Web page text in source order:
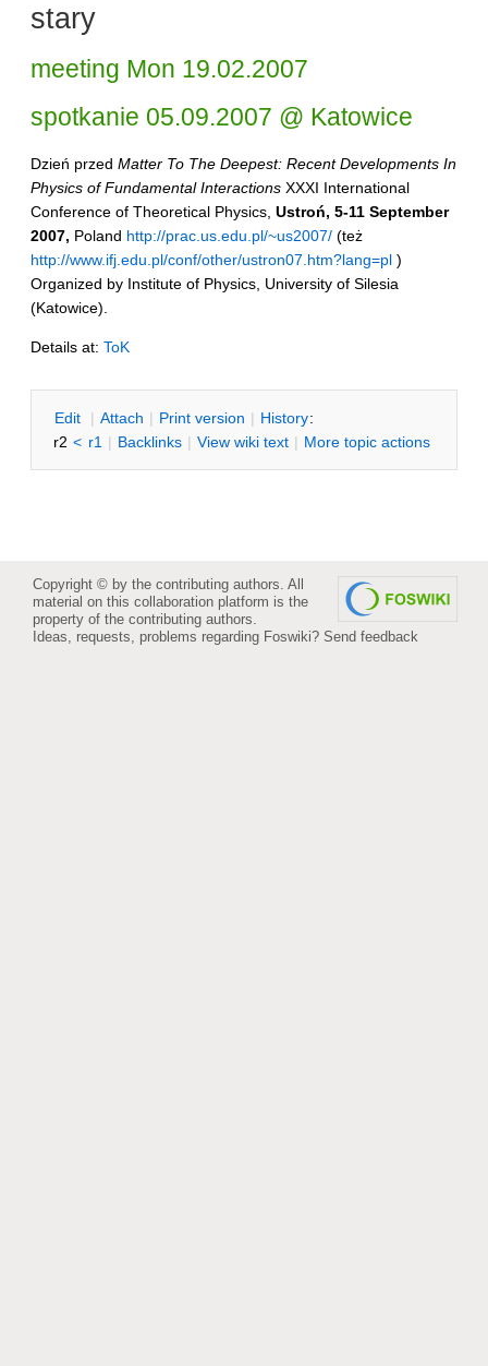
stary
meeting Mon 19.02.2007
spotkanie 05.09.2007 @ Katowice
Dzień przed Matter To The Deepest: Recent Developments In
Physics of Fundamental Interactions XXXI International
Conference of Theoretical Physics, Ustroń, 5-11 September
2007, Poland http://prac.us.edu.pl/~us2007/ (też
http://www.ifj.edu.pl/conf/other/ustron07.htm?lang=pl )
Organized by Institute of Physics, University of Silesia
(Katowice).
Details at: ToK
Edit | Attach | Print version | History:
r2 < r1 | Backlinks | View wiki text | More topic actions
Copyright © by the contributing authors. All
material on this collaboration platform is the
property of the contributing authors.
Ideas, requests, problems regarding Foswiki? Send feedback